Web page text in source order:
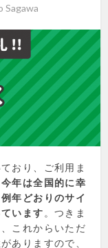
Sagawa
おり、ご利用ま
今年は全国的に幸
年どおりのサイ
います 。つきま
これからいただ
ありますので、